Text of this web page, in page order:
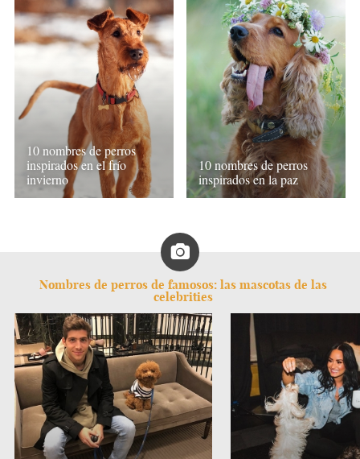
10 nombres de perros
inspirados en el frío
invierno
10 nombres de perros
inspirados en la paz
Nombres de perros de famosos: las mascotas de las
celebrities